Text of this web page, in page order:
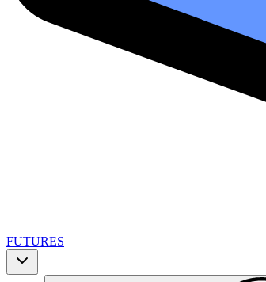
FUTURES